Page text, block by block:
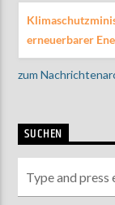
erneuerbarer
zum
SUCHEN